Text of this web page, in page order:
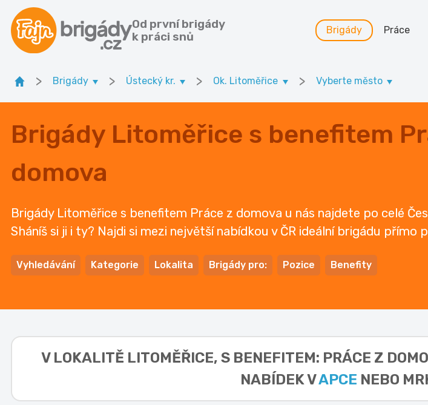
Od první brigády
k práci snů
Brigády Práce
> Brigády > Ústecký kr. > Ok. Litoměřice > Vyberte město
Brigády Litoměřice s benefitem
domova
Brigády Litoměřice s benefitem Práce z domova u nás najdete po celé
Sháníš si ji i ty? Najdi si mezi největší nabídkou v ČR ideální brigádu přímo
Vyhledávání Kategorie Lokalita Brigády pro: Pozice Benefity
V LOKALITĚ LITOMĚŘICE, S BENEFITEM: PRÁCE Z
NABÍDEK VAPCE NEBO